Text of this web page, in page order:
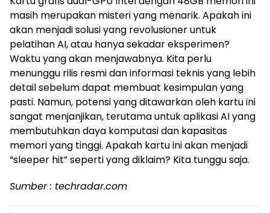
masih merupakan misteri yang menarik. Apakah ini
akan menjadi solusi yang revolusioner untuk
pelatihan AI, atau hanya sekadar eksperimen?
Waktu yang akan menjawabnya. Kita perlu
menunggu rilis resmi dan informasi teknis yang lebih
detail sebelum dapat membuat kesimpulan yang
pasti. Namun, potensi yang ditawarkan oleh kartu ini
sangat menjanjikan, terutama untuk aplikasi AI yang
membutuhkan daya komputasi dan kapasitas
memori yang tinggi. Apakah kartu ini akan menjadi
“sleeper hit” seperti yang diklaim? Kita tunggu saja.
Sumber : techradar.com